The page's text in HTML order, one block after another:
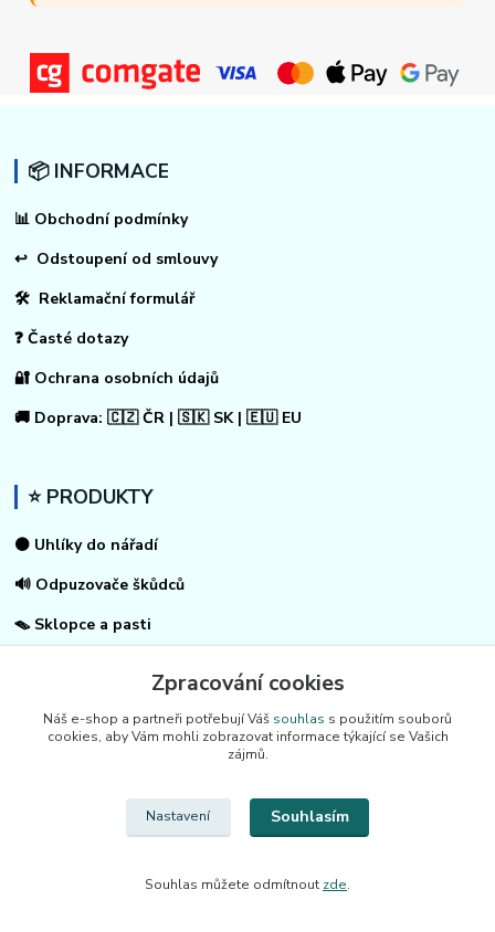
📦 INFORMACE
📊 Obchodní podmínky
↩ Odstoupení od smlouvy
🛠 Reklamační formulář
❓ Časté dotazy
🔐 Ochrana osobních údajů
🚚 Doprava: 🇨🇿 ČR | 🇸🇰 SK | 🇪🇺 EU
⭐ PRODUKTY
⚫ Uhlíky do nářadí
🔊 Odpuzovače škůdců
🪤 Sklopce a pasti
Pro dům a zahradu
Zpracování cookies
Náš e-shop a partneři potřebují Váš souhlas s použitím souborů
cookies, aby Vám mohli zobrazovat informace týkající se Vašich
zájmů.
Nastavení Souhlasím
Souhlas můžete odmítnout zde.